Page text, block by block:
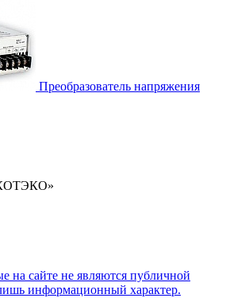
Преобразователь напряжения
на сайте не являются публичной
информационный характер.